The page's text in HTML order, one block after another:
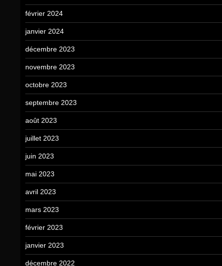
février 2024
janvier 2024
décembre 2023
novembre 2023
octobre 2023
septembre 2023
août 2023
juillet 2023
juin 2023
mai 2023
avril 2023
mars 2023
février 2023
janvier 2023
décembre 2022